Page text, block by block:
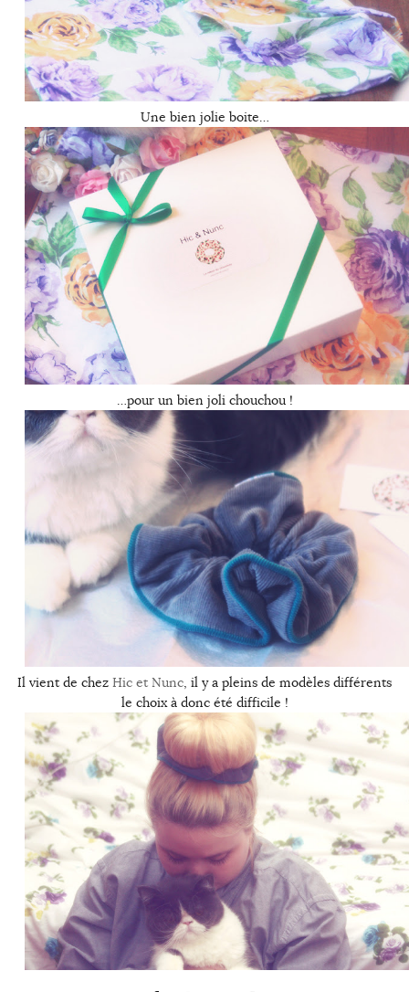
Une bien jolie boite…
…pour un bien joli chouchou !
Il vient de chez Hic et Nunc, il y a pleins de modèles différents
le choix à donc été difficile !